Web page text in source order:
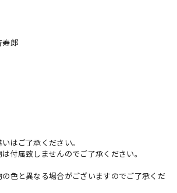
寿郎
はご了承ください。
付属致しませんのでご了承ください。
色と異なる場合がございますのでご了承くだ